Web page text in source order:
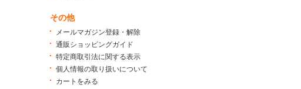
その他
メールマガジン登録・解除
通販ショッピングガイド
特定商取引法に関する表示
個人情報の取り扱いについて
カートをみる